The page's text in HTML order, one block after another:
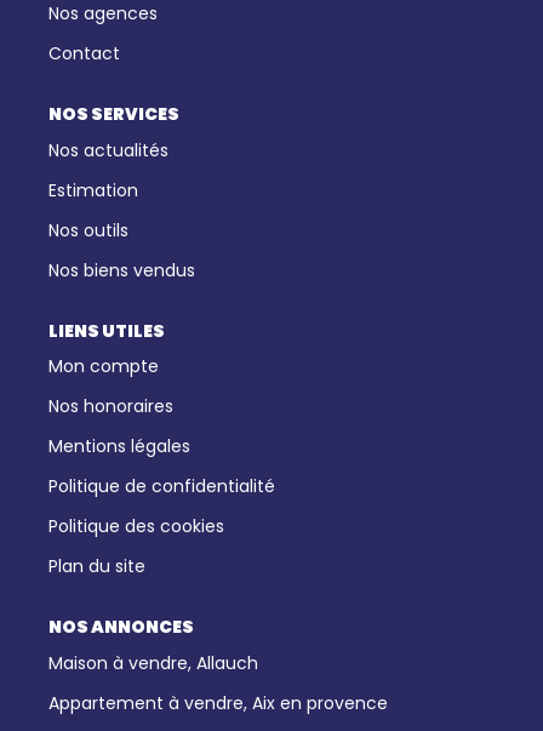
Nos agences
Contact
NOS SERVICES
Nos actualités
Estimation
Nos outils
Nos biens vendus
LIENS UTILES
Mon compte
Nos honoraires
Mentions légales
Politique de confidentialité
Politique des cookies
Plan du site
NOS ANNONCES
Maison à vendre, Allauch
Appartement à vendre, Aix en provence